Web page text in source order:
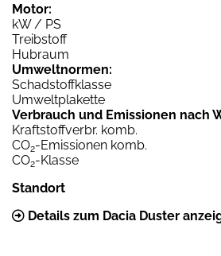
Motor:
kW / PS
Treibstoff
Hubraum
Umweltnormen:
Schadstoffklasse
Umweltplakette
Verbrauch und Emissionen nach
Kraftstoffverbr. komb.
CO2-Emissionen komb.
CO2-Klasse
Standort
Details zum Dacia Duster